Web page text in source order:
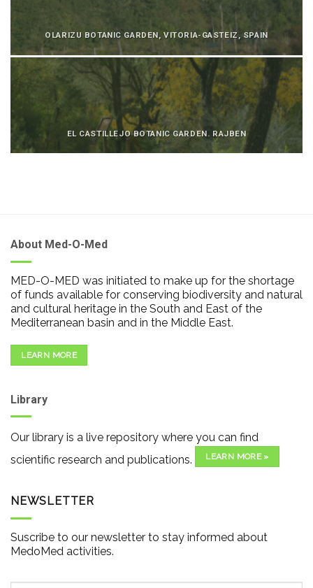
OLARIZU BOTANIC GARDEN, VITORIA-GASTEIZ, SPAIN
EL CASTILLEJO BOTANIC GARDEN. RAJBEN
About Med-O-Med
MED-O-MED was initiated to make up for the shortage
of funds available for conserving biodiversity and natural
and cultural heritage in the South and East of the
Mediterranean basin and in the Middle East.
LEARN MORE
Library
Our library is a live repository where you can find
scientific research and publications.
LEARN MORE »
NEWSLETTER
Suscribe to our newsletter to stay informed about
MedoMed activities.
Email *